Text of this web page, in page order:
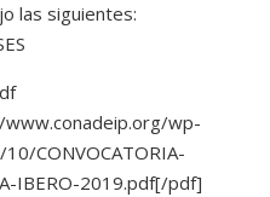
las siguientes:
wp-
CONVOCATORIA-
IBERO-2019.pdf[/pdf]